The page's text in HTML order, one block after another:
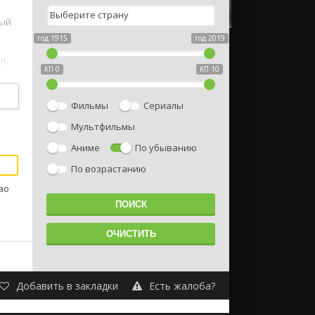
год 1915 год 2019
КП 0 КП 10
Фильмы
Сериалы
Мультфильмы
Аниме
По убыванию
По возрастанию
Добавить в закладки Есть жалоба?